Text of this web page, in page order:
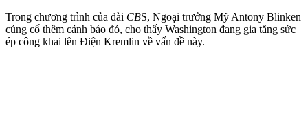
Trong chương trình của đài CBS, Ngoại trưởng Mỹ Antony Blinken
củng cố thêm cảnh báo đó, cho thấy Washington đang gia tăng sức
ép công khai lên Điện Kremlin về vấn đề này.